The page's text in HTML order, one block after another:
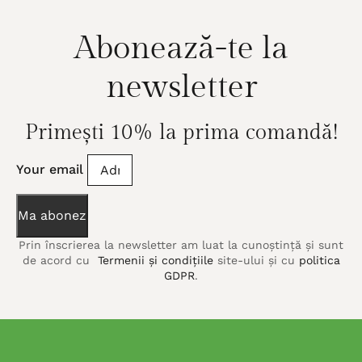
Abonează-te la
newsletter
Primești 10% la prima comandă!
Your email
Ma abonez
Prin înscrierea la newsletter am luat la cunoștință și sunt
de acord cu
Termenii și condițiilesite-ului și cu politica
GDPR.